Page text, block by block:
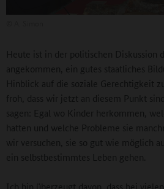
Heute ist in der politischen Diskussion
angekommen, ein gutes staatliches
Hinblick auf die soziale Gerechtigkeit
froh, dass wir jetzt an diesem Punkt
sagen: Egal wo Kinder herkommen,
hatten und welche Probleme sie
wir versuchen, sie so gut wie möglich
ein selbstbestimmtes Leben gehen.
Ich bin überzeugt davon, dass bei